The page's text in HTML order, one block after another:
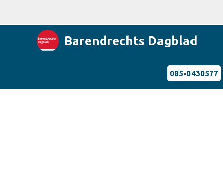
Barendrechts Dagblad
085-0430577